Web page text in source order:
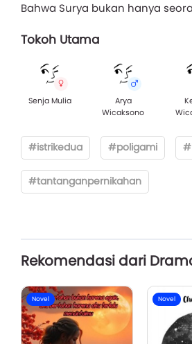
Bahwa Surya bukan hanya
Tokoh Utama
Senja Mulia
Arya
Wicaksono
#istrikedua #poligami
#tantanganpernikahan
Rekomendasi dari
Novel Novel